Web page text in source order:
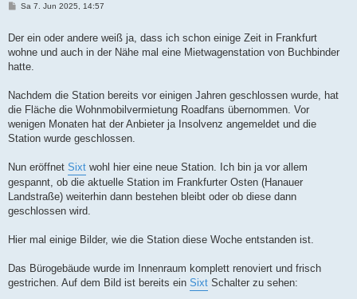
B
r
a
g
Sa 7. Jun 2025, 14:57
Der ein oder andere weiß ja, dass ich schon einige Zeit in Frankfurt
wohne und auch in der Nähe mal eine Mietwagenstation von Buchbinder
hatte.
Nachdem die Station bereits vor einigen Jahren geschlossen wurde, hat
die Fläche die Wohnmobilvermietung Roadfans übernommen. Vor
wenigen Monaten hat der Anbieter ja Insolvenz angemeldet und die
Station wurde geschlossen.
Nun eröffnet Sixt wohl hier eine neue Station. Ich bin ja vor allem
gespannt, ob die aktuelle Station im Frankfurter Osten (Hanauer
Landstraße) weiterhin dann bestehen bleibt oder ob diese dann
geschlossen wird.
Hier mal einige Bilder, wie die Station diese Woche entstanden ist.
Das Bürogebäude wurde im Innenraum komplett renoviert und frisch
gestrichen. Auf dem Bild ist bereits ein Sixt Schalter zu sehen: